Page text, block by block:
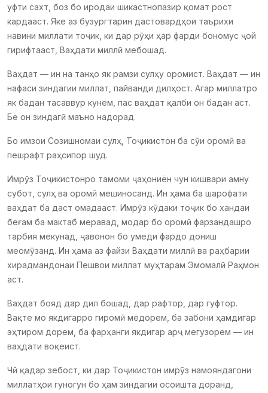
уфти сахт, боз бо иродаи шикастнопазир қомат рост
кардааст. Яке аз бузургтарин дастовардҳои таърихи
навини миллати тоҷик, ки дар рӯҳи ҳар фарди бономус ҷой
гирифтааст, Ваҳдати миллӣ мебошад.
Ваҳдат — ин на танҳо як рамзи сулҳу оромист. Ваҳдат — ин
нафаси зиндагии миллат, пайванди дилҳост. Агар миллатро
як бадан тасаввур кунем, пас ваҳдат қалби он бадан аст.
Бе он зиндагӣ маъно надорад.
Бо имзои Созишномаи сулҳ, Тоҷикистон ба сӯи оромӣ ва
пешрафт раҳсипор шуд.
Имрӯз Тоҷикистонро тамоми ҷаҳониён чун кишвари амну
субот, сулҳ ва оромӣ мешиносанд. Ин ҳама ба шарофати
ваҳдат ба даст омадааст. Имрӯз кӯдаки тоҷик бо хандаи
беғам ба мактаб меравад, модар бо оромӣ фарзандашро
тарбия мекунад, ҷавонон бо умеди фардо дониш
меомӯзанд. Ин ҳама аз файзи Ваҳдати миллӣ ва раҳбарии
хирадмандонаи Пешвои миллат муҳтарам Эмомалӣ Раҳмон
аст.
Ваҳдат бояд дар дил бошад, дар рафтор, дар гуфтор.
Вақте мо якдигарро гиромӣ медорем, ба забони ҳамдигар
эҳтиром дорем, ба фарҳанги якдигар арҷ мегузорем — ин
ваҳдати воқеист.
Чӣ қадар зебост, ки дар Тоҷикистон имрӯз намояндагони
миллатҳои гуногун бо ҳам зиндагии осоишта доранд,